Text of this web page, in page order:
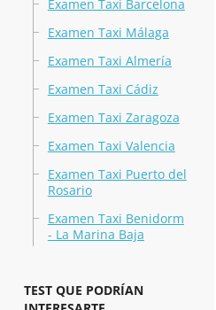
Examen Taxi Barcelona
Examen Taxi Málaga
Examen Taxi Almería
Examen Taxi Cádiz
Examen Taxi Zaragoza
Examen Taxi Valencia
Examen Taxi Puerto del
Rosario
Examen Taxi Benidorm
- La Marina Baja
TEST QUE PODRÍAN